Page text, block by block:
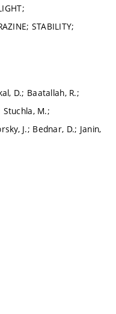
STABILITY;
D.; Baatallah, R.;
Stuchla, M.;
J.; Bednar, D.; Janin,